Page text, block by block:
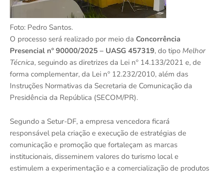
Foto: Pedro Santos.
O processo será realizado por meio da Concorrência
Presencial nº 90000/2025 – UASG 457319, do tipo Melhor
Técnica, seguindo as diretrizes da Lei nº 14.133/2021 e, de
forma complementar, da Lei nº 12.232/2010, além das
Instruções Normativas da Secretaria de Comunicação da
Presidência da República (SECOM/PR).
Segundo a Setur-DF, a empresa vencedora ficará
responsável pela criação e execução de estratégias de
comunicação e promoção que fortaleçam as marcas
institucionais, disseminem valores do turismo local e
estimulem a experimentação e a comercialização de produtos